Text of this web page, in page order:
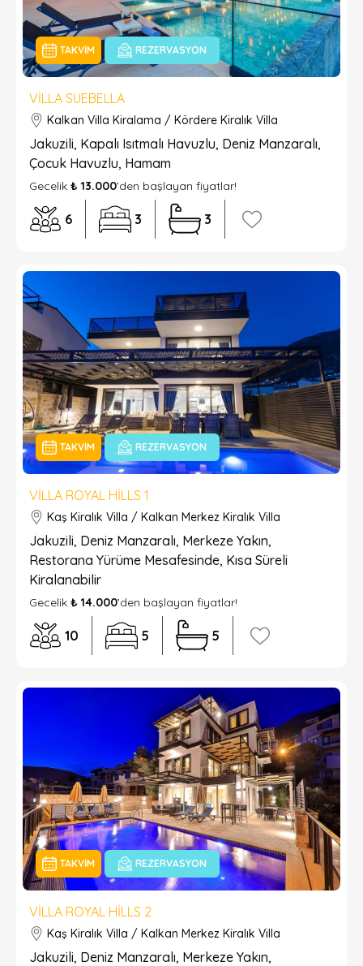
TAKVIM REZERVASYON
VILLA SUEBELLA
Kalkan Villa Kiralama / Kördere Kiralık Villa
Jakuzili, Kapalı Isıtmalı Havuzlu, Deniz Manzaralı,
Çocuk Havuzlu, Hamam
Gecelik ₺ 13.000’den başlayan fiyatlar!
6 3 3
TAKVIM REZERVASYON
VILLA ROYAL HILLS 1
Kaş Kiralık Villa / Kalkan Merkez Kiralık Villa
Jakuzili, Deniz Manzaralı, Merkeze Yakın,
Restorana Yürüme Mesafesinde, Kısa Süreli
Kiralanabilir
Gecelik ₺ 14.000’den başlayan fiyatlar!
10 5 5
TAKVIM REZERVASYON
VILLA ROYAL HILLS 2
Kaş Kiralık Villa / Kalkan Merkez Kiralık Villa
Jakuzili, Deniz Manzaralı, Merkeze Yakın,